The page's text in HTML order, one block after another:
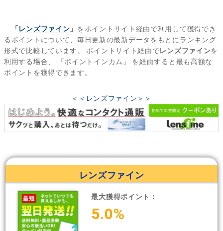
「 レンズファイン 」 をポイントサイト経由で利用して獲得でき
るポイントについて、毎日更新の最新データをもとにランキング
形式で比較しています。 ポイントサイト経由でレンズファインを
利用する場合、
「ポイントインカム」
を経由すると最も高額な
ポイントを獲得できます。
＜＜レンズファイン＞＞
レンズファイン
最大獲得ポイント：
5.0%